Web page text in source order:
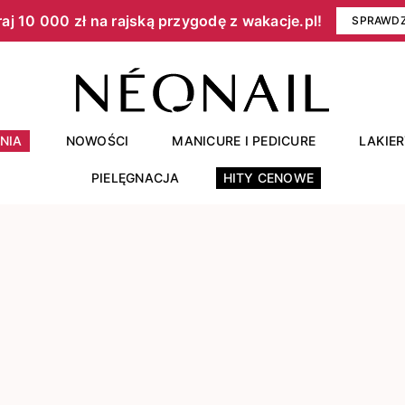
10 000 zł na rajską przygodę z wakacje.pl!​
NOWOŚCI MANICURE I PEDICURE
PIELĘGNACJA HITY CENOWE